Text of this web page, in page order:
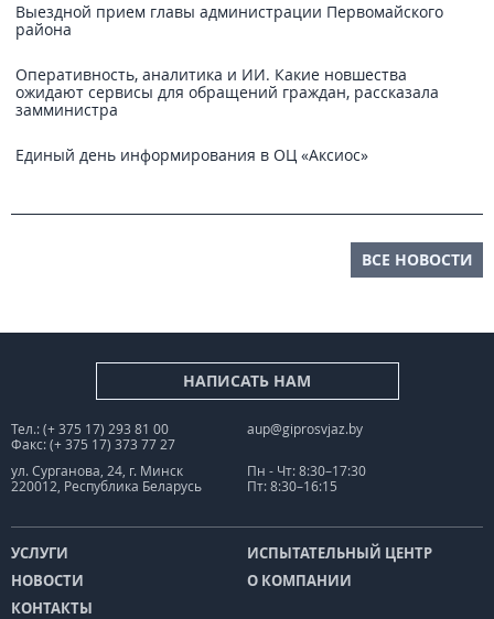
Выездной прием главы администрации Первомайского
района
Оперативность, аналитика и ИИ. Какие новшества
ожидают сервисы для обращений граждан, рассказала
замминистра
Единый день информирования в ОЦ «Аксиос»
ВСЕ НОВОСТИ
НАПИСАТЬ НАМ
Тел.: (+ 375 17) 293 81 00
Факс: (+ 375 17) 373 77 27
aup@giprosvjaz.by
ул. Сурганова, 24, г. Минск
220012, Республика Беларусь
Пн - Чт: 8:30–17:30
Пт: 8:30–16:15
УСЛУГИ
ИСПЫТАТЕЛЬНЫЙ ЦЕНТР
НОВОСТИ
О КОМПАНИИ
КОНТАКТЫ